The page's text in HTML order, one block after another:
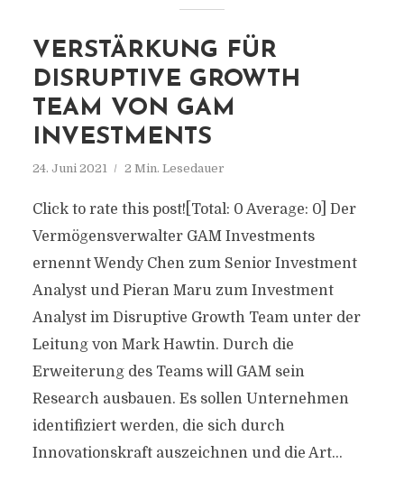
VERSTÄRKUNG FÜR
DISRUPTIVE GROWTH
TEAM VON GAM
INVESTMENTS
24. Juni 2021 2 Min. Lesedauer
Click to rate this post![Total: 0 Average: 0] Der
Vermögensverwalter GAM Investments
ernennt Wendy Chen zum Senior Investment
Analyst und Pieran Maru zum Investment
Analyst im Disruptive Growth Team unter der
Leitung von Mark Hawtin. Durch die
Erweiterung des Teams will GAM sein
Research ausbauen. Es sollen Unternehmen
identifiziert werden, die sich durch
Innovationskraft auszeichnen und die Art...